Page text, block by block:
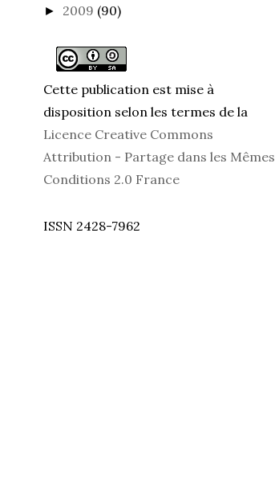
► 2009 (90)
Cette publication est mise à
disposition selon les termes de la
Licence Creative Commons
Attribution - Partage dans les Mêmes
Conditions 2.0 France
ISSN 2428-7962